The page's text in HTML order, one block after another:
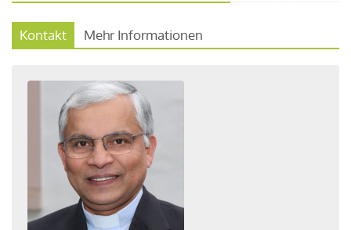
Kontakt Mehr Informationen